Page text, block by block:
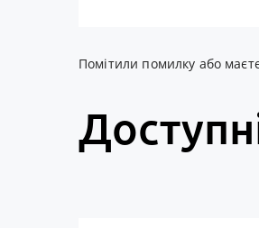
Помітили помилку або